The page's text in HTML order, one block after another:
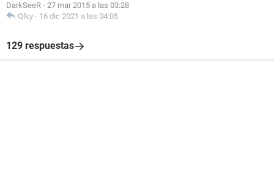
DarkSeeR - 27 mar 2015 a las 03:28
Qlky - 16 dic 2021 a las 04:05
129 respuestas